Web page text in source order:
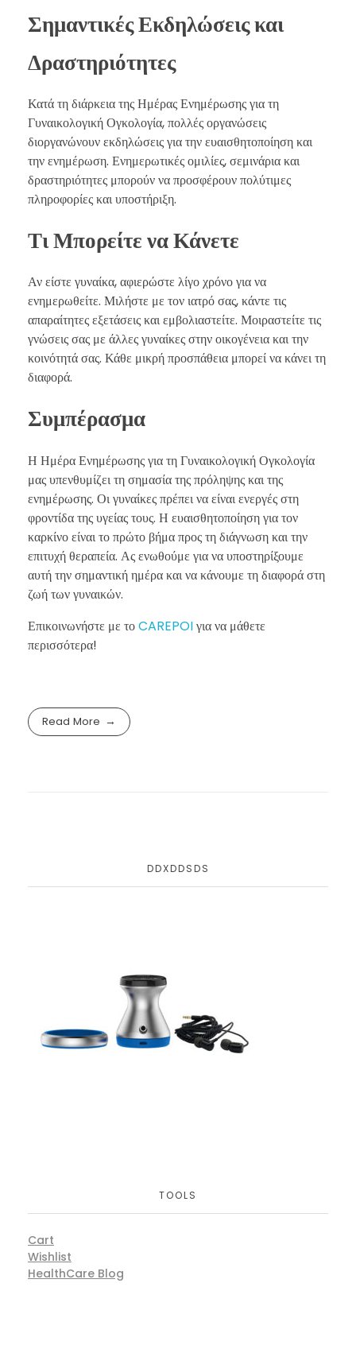
Σημαντικές Εκδηλώσεις και
Δραστηριότητες
Κατά τη διάρκεια της Ημέρας Ενημέρωσης για τη
Γυναικολογική Ογκολογία, πολλές οργανώσεις
διοργανώνουν εκδηλώσεις για την ευαισθητοποίηση και
την ενημέρωση. Ενημερωτικές ομιλίες, σεμινάρια και
δραστηριότητες μπορούν να προσφέρουν πολύτιμες
πληροφορίες και υποστήριξη.
Τι Μπορείτε να Κάνετε
Αν είστε γυναίκα, αφιερώστε λίγο χρόνο για να
ενημερωθείτε. Μιλήστε με τον ιατρό σας, κάντε τις
απαραίτητες εξετάσεις και εμβολιαστείτε. Μοιραστείτε τις
γνώσεις σας με άλλες γυναίκες στην οικογένεια και την
κοινότητά σας. Κάθε μικρή προσπάθεια μπορεί να κάνει τη
διαφορά.
Συμπέρασμα
Η Ημέρα Ενημέρωσης για τη Γυναικολογική Ογκολογία
μας υπενθυμίζει τη σημασία της πρόληψης και της
ενημέρωσης. Οι γυναίκες πρέπει να είναι ενεργές στη
φροντίδα της υγείας τους. Η ευαισθητοποίηση για τον
καρκίνο είναι το πρώτο βήμα προς τη διάγνωση και την
επιτυχή θεραπεία. Ας ενωθούμε για να υποστηρίξουμε
αυτή την σημαντική ημέρα και να κάνουμε τη διαφορά στη
ζωή των γυναικών.
Επικοινωνήστε με τοCAREPOIγια να μάθετε
περισσότερα!
Read More
DDXDDSDS
TOOLS
Cart
Wishlist
HealthCare Blog